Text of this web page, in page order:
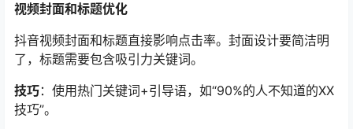
视频封面和标题优化
抖音视频封面和标题直接影响点击率。封面设计要简洁明
了，标题需要包含吸引力关键词。
技巧：使用热门关键词+引导语，如“90%的人不知道的XX
技巧”。